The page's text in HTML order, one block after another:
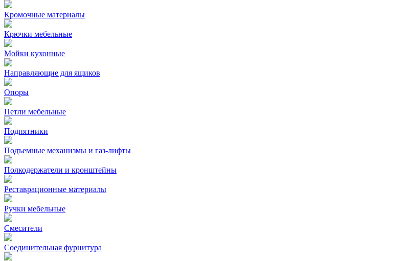
Кромочные материалы
Крючки мебельные
Мойки кухонные
Направляющие для ящиков
Опоры
Петли мебельные
Подпятники
Подъемные механизмы и газ-лифты
Полкодержатели и кронштейны
Реставрационные материалы
Ручки мебельные
Смесители
Соединительная фурнитура